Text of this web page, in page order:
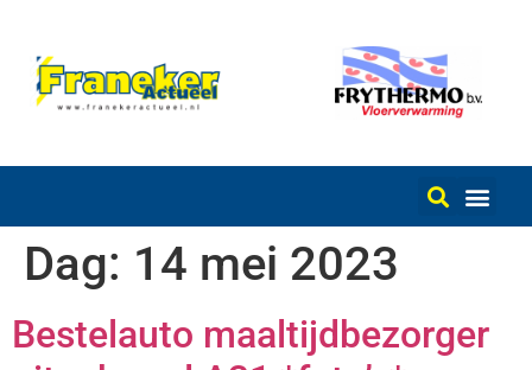
Dag: 14 mei 2023
Bestelauto maaltijdbezorger